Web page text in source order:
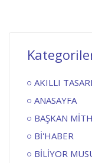
AKILLI
ANASAYFA
BAŞKAN
Bİ'HABER
BİLİYOR